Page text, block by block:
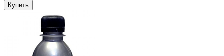
Купить